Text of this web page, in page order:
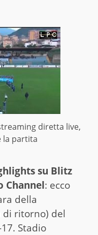
diretta live,
la partita
su Blitz
Channel: ecco
della
di ritorno) del
Stadio